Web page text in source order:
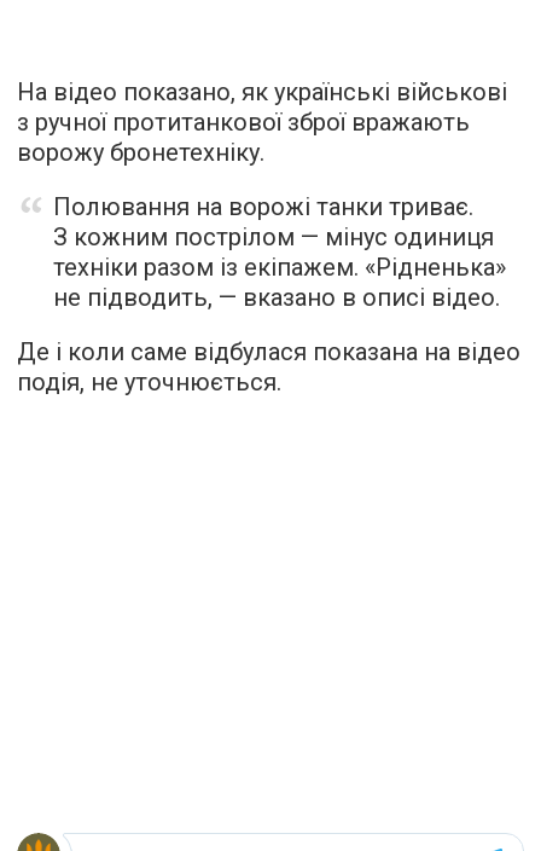
На відео показано, як українські військові
з ручної протитанкової зброї вражають
ворожу бронетехніку.
Полювання на ворожі танки триває.
З кожним пострілом — мінус одиниця
техніки разом із екіпажем. «Рідненька»
не підводить, — вказано в описі відео.
Де і коли саме відбулася показана на відео
подія, не уточнюється.